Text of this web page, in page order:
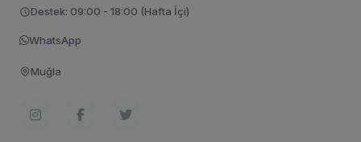
Destek: 09:00 - 18:00 (Hafta İçi)
WhatsApp
Muğla